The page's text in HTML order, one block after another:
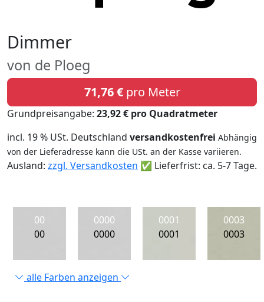
Dimmer
von de Ploeg
71,76 €pro Meter
Grundpreisangabe: 23,92 € pro Quadratmeter
incl. 19 % USt. Deutschland versandkostenfrei Abhängig
von der Lieferadresse kann die USt. an der Kasse variieren.
Ausland: zzgl. Versandkosten ✅ Lieferfrist: ca. 5-7 Tage.
00
00
0000
0000
0001
0001
0003
0003
alle Farben anzeigen